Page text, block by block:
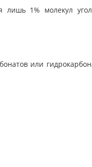
лишь 1% молекул
или